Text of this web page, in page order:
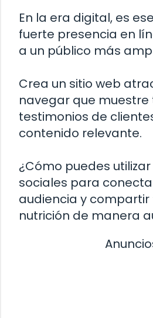
En la era digital, es
fuerte presencia en
a un público más
Crea un sitio web
navegar que muestre
testimonios de
contenido relevante.
¿Cómo puedes
sociales para
audiencia y compartir
nutrición de manera